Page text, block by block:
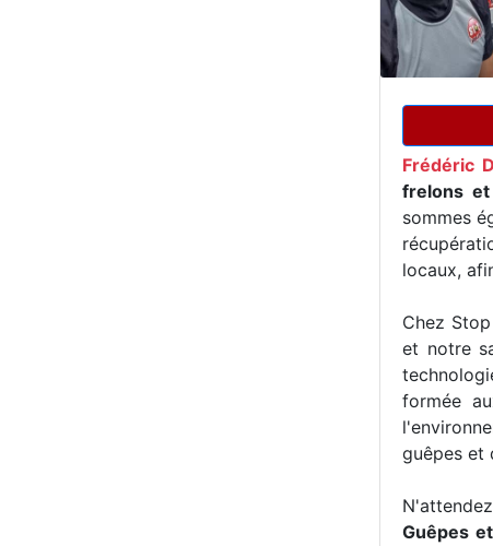
Frédéric
frelons
sommes
locaux,
Chez
et notre
formée
guêpes et
Guêpes